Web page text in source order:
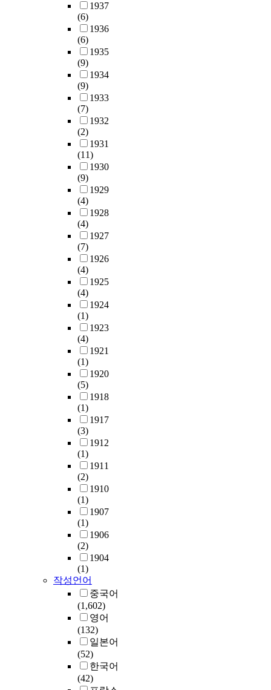
1937
(6)
1936
(6)
1935
(9)
1934
(9)
1933
(7)
1932
(2)
1931
(11)
1930
(9)
1929
(4)
1928
(4)
1927
(7)
1926
(4)
1925
(4)
1924
(1)
1923
(4)
1921
(1)
1920
(5)
1918
(1)
1917
(3)
1912
(1)
1911
(2)
1910
(1)
1907
(1)
1906
(2)
1904
(1)
작성언어
중국어
(1,602)
영어
(132)
일본어
(52)
한국어
(42)